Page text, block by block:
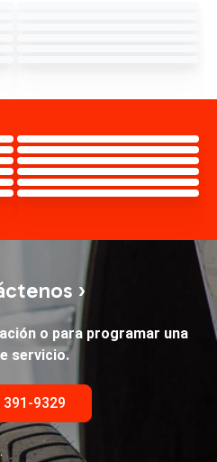
›
o para programar una
servicio.
391-9329